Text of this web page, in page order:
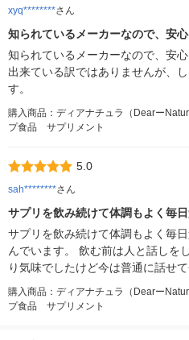
xyq********さん
知られているメーカーなので、安
知られているメーカーなので、安
出来ている訳ではありませんが、
す。
購入商品：ディアナチュラ（Dearー
プ食品 サプリメント
5.0
sah********さん
サプリを飲み続けて体調もよく毎
サプリを飲み続けて体調もよく毎
んでいます。 飲む前は人と話しを
り気味でしたけど今は普通に話せて
購入商品：ディアナチュラ（Dearー
プ食品 サプリメント